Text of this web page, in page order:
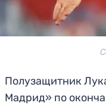
Полузащитник
Мадрид» по